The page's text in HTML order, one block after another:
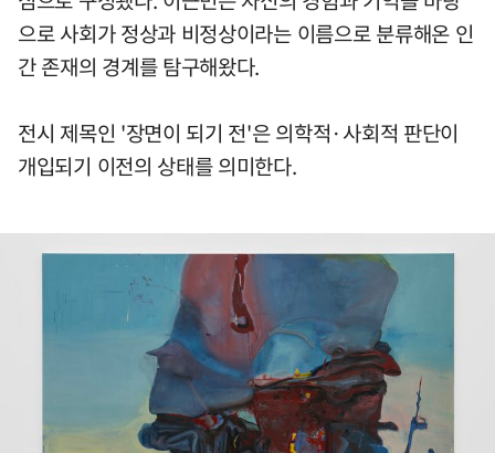
으로 사회가 정상과 비정상이라는 이름으로 분류해온 인
간 존재의 경계를 탐구해왔다.
전시 제목인 '장면이 되기 전'은 의학적·사회적 판단이
개입되기 이전의 상태를 의미한다.